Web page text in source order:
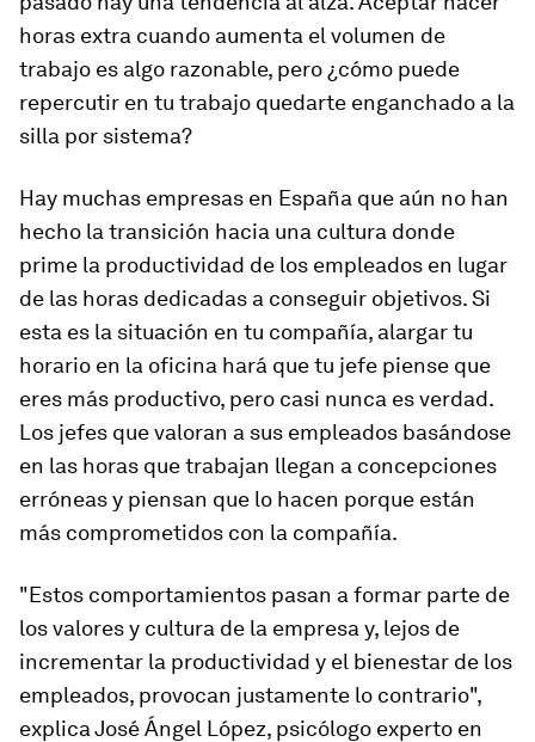
horas extra cuando aumenta el volumen de
trabajo es algo razonable, pero ¿cómo puede
repercutir en tu trabajo quedarte enganchado a la
silla por sistema?
Hay muchas empresas en España que aún no han
hecho la transición hacia una cultura donde
prime la productividad de los empleados en lugar
de las horas dedicadas a conseguir objetivos. Si
esta es la situación en tu compañía, alargar tu
horario en la oficina hará que tu jefe piense que
eres más productivo, pero casi nunca es verdad.
Los jefes que valoran a sus empleados basándose
en las horas que trabajan llegan a concepciones
erróneas y piensan que lo hacen porque están
más comprometidos con la compañía.
"Estos comportamientos pasan a formar parte de
los valores y cultura de la empresa y, lejos de
incrementar la productividad y el bienestar de los
empleados, provocan justamente lo contrario",
explica José Ángel López, psicólogo experto en